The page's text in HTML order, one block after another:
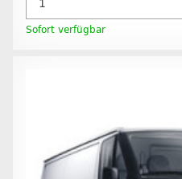
Sofort verfügbar